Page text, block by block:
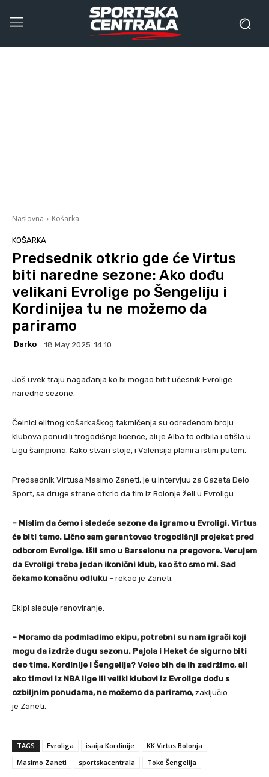
Naslovna Košarka
KOŠARKA
Predsednik otkrio gde će Virtus
biti naredne sezone: Ako dođu
velikani Evrolige po Šengeliju i
Kordinijea tu ne možemo da
pariramo
Darko 18 May 2025. 14:10
Još uvek traju nagađanja ko bi mogao bitit učesnik Evrolige
naredne sezone.
Čelnici elitnog košarkaškog takmičenja su određenom broju
klubova ponudili trogodišnje licence, ali je Alba to odbila i otišla u
Ligu šampiona. Kako stvari stoje, i Valensija planira istim putem.
Predsednik Virtusa Masimo Zaneti, je u intervjuu za Gazeta Delo
Sport, sa druge strane otkrio da tim iz Bolonje želi u Evroligu.
– Mislim da ćemo i sledeće sezone da igramo u Evroligi. Virtus
će biti tamo. Lično sam garantovao trogodišnji projekat pred
odborom Evrolige. Išli smo u Barselonu na pregovore. Verujem
da Evroligi treba jedan ikonični klub, kao što smo mi. Sad
čekamo konačnu odluku – rekao je Zaneti.
Ekipi sleduje renoviranje.
– Moramo da podmladimo ekipu, potrebni su nam igrači koji
mogu da izdrže dugu sezonu. Pajola i Heket će sigurno biti
deo tima. Kordinije i Šengelija? Voleo bih da ih zadržimo, ali
ako timovi iz NBA lige ili veliki klubovi iz Evrolige dođu s
ozbiljnim ponudama, ne možemo da pariramo,zaključio
je Zaneti.
TAGS Evroliga isaija Kordinije
KK Virtus Bolonja
Masimo Zaneti
sportskacentrala Toko Šengelija